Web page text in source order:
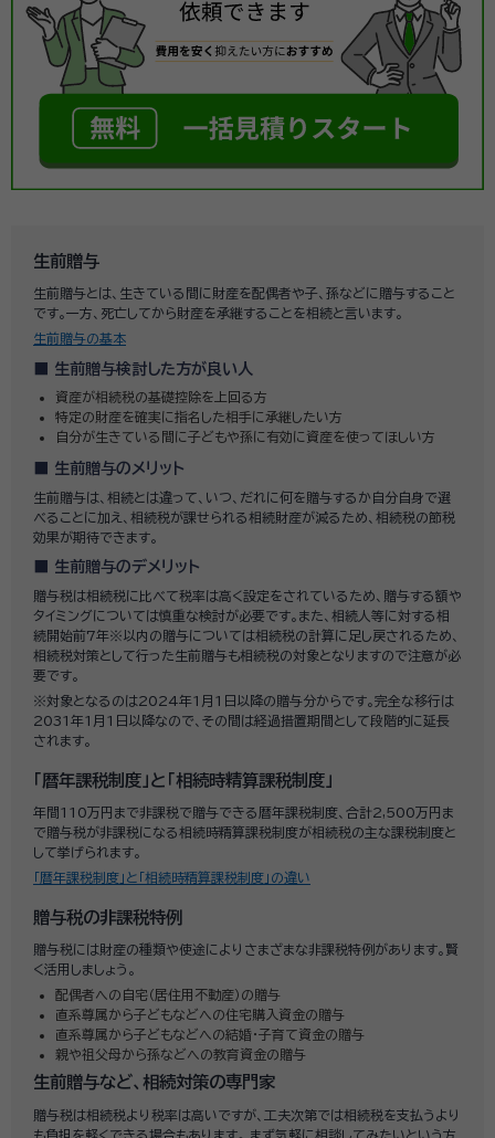
生前贈与
生前贈与とは、生きている間に財産を配偶者や子、孫などに贈与すること
です。一方、死亡してから財産を承継することを相続と言います。
生前贈与の基本
生前贈与検討した方が良い人
資産が相続税の基礎控除を上回る方
特定の財産を確実に指名した相手に承継したい方
自分が生きている間に子どもや孫に有効に資産を使ってほしい方
生前贈与のメリット
生前贈与は、相続とは違って、いつ、だれに何を贈与するか自分自身で選
べることに加え、相続税が課せられる相続財産が減るため、相続税の節税
効果が期待できます。
生前贈与のデメリット
贈与税は相続税に比べて税率は高く設定をされているため、贈与する額や
タイミングについては慎重な検討が必要です。また、相続人等に対する相
続開始前7年※以内の贈与については相続税の計算に足し戻されるため、
相続税対策として行った生前贈与も相続税の対象となりますので注意が必
要です。
※対象となるのは2024年1月1日以降の贈与分からです。完全な移行は
2031年1月1日以降なので、その間は経過措置期間として段階的に延長
されます。
「暦年課税制度」と「相続時精算課税制度」
年間110万円まで非課税で贈与できる暦年課税制度、合計2,500万円ま
で贈与税が非課税になる相続時精算課税制度が相続税の主な課税制度と
して挙げられます。
「暦年課税制度」と「相続時精算課税制度」の違い
贈与税の非課税特例
贈与税には財産の種類や使途によりさまざまな非課税特例があります。賢
く活用しましょう。
配偶者への自宅（居住用不動産）の贈与
直系尊属から子どもなどへの住宅購入資金の贈与
直系尊属から子どもなどへの結婚・子育て資金の贈与
親や祖父母から孫などへの教育資金の贈与
生前贈与など、相続対策の専門家
贈与税は相続税より税率は高いですが、工夫次第では相続税を支払うより
も負担を軽くできる場合もあります。 まず気軽に相談してみたいという方